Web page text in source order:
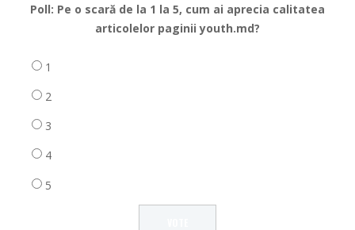
Poll: Pe o scară de la 1 la 5, cum ai aprecia calitatea
articolelor paginii youth.md?
1
2
3
4
5